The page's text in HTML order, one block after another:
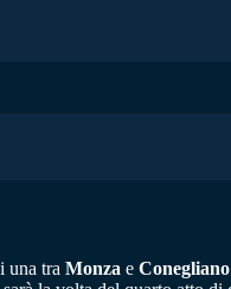
una tra Monza e Conegliano